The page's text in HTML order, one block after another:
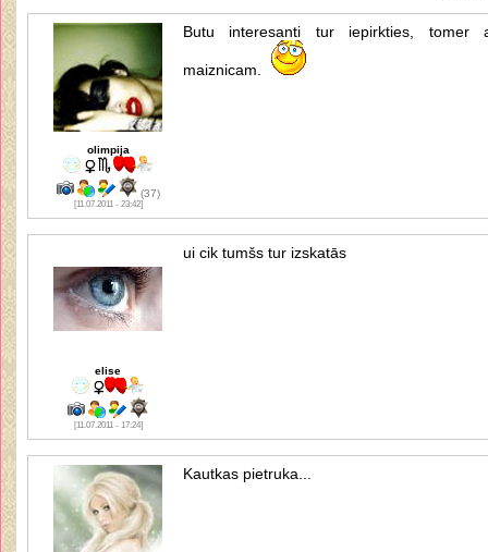
olimpija
(37)
[11.07.2011 - 23:42]
Butu interesanti tur iepirkties, tomer
maiznicam.
elise
[11.07.2011 - 17:24]
ui cik tumšs tur izskatās
Kautkas pietruka...